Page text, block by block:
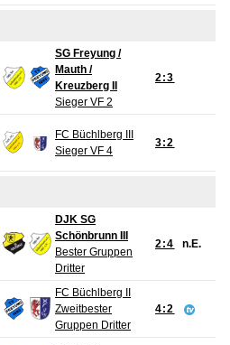
SG Freyung /
Mauth /
Kreuzberg II
Sieger VF 2
2:3
FC Büchlberg III
Sieger VF 4
3:2
DJK SG
Schönbrunn III
Bester Gruppen
Dritter
2:4 n.E.
FC Büchlberg II
Zweitbester
Gruppen Dritter
4:2